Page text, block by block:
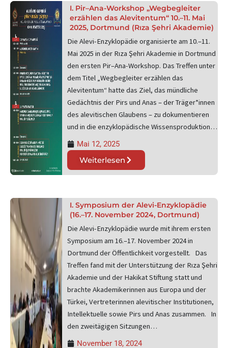
I. Pir–Ana-Workshop „Wegbegleiter
erzählen das Alevitentum“ 10.–11. Mai
2025, Dortmund (Rıza Şehri Akademie)
Die Alevi-Enzyklopädie organisierte am 10.–11.
Mai 2025 in der Rıza Şehri Akademie in Dortmund
den ersten Pir–Ana-Workshop. Das Treffen unter
dem Titel „Wegbegleiter erzählen das
Alevitentum“ hatte das Ziel, das mündliche
Gedächtnis der Pirs und Anas – der Träger*innen
des alevitischen Glaubens – zu dokumentieren
und in die enzyklopädische Wissensproduktion…
Mai 12, 2025
Weiterlesen
I. Symposium der Alevi-Enzyklopädie
(16.–17. November 2024, Dortmund)
Die Alevi-Enzyklopädie wurde mit ihrem ersten
Symposium am 16.–17. November 2024 in
Dortmund der Öffentlichkeit vorgestellt. Das
Treffen fand mit der Unterstützung der Rıza Şehri
Akademie und der Hakikat Stiftung statt und
brachte Akademikerinnen aus Europa und der
Türkei, Vertreterinnen alevitischer Institutionen,
Intellektuelle sowie Pirs und Anas zusammen. In
den zweitägigen Sitzungen…
November 18, 2024